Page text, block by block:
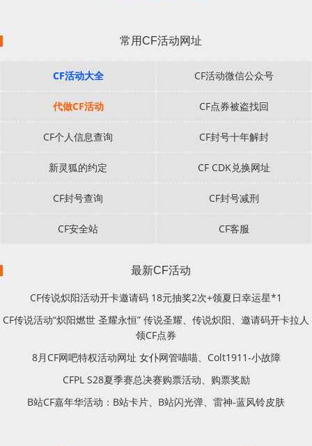
常用CF活动网址
CF活动大全 CF活动微信公众号
代做CF活动 CF点券被盗找回
CF个人信息查询 CF封号十年解封
新灵狐的约定 CF CDK兑换网址
CF封号查询 CF封号减刑
CF安全站 CF客服
最新CF活动
CF传说炽阳活动开卡邀请码 18元抽奖2次+领夏日幸运星*1
CF传说活动“炽阳燃世 圣耀永恒” 传说圣耀、传说炽阳、邀请码开卡拉人
领CF点券
8月CF网吧特权活动网址 女仆网管喵喵、Colt1911-小故障
CFPL S28夏季赛总决赛购票活动、购票奖励
B站CF嘉年华活动：B站卡片、B站闪光弹、雷神-蓝风铃皮肤